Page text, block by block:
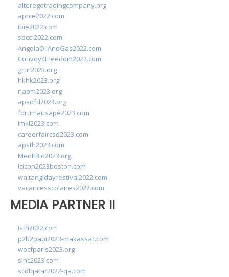
alteregotradingcompany.org
aprce2022.com
ibie2022.com
sbcc-2022.com
AngolaOilAndGas2022.com
Convoy4Freedom2022.com
grur2023.org
hkhk2023.org
napm2023.org
apsdfd2023.org
forumausape2023.com
imkl2023.com
careerfaircsd2023.com
apsth2023.com
MedItRio2023.org
lcicon2023boston.com
waitangidayfestival2022.com
vacancesscolaires2022.com
MEDIA PARTNER II
isth2022.com
p2b2pabi2023-makassar.com
wocfparis2023.org
sinc2023.com
scdlqatar2022-qa.com